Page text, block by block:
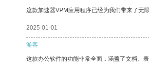
这款加速器VPM应用程序已经为我们带来了无
2025-01-01
游客
这款办公软件的功能非常全面，涵盖了文档、